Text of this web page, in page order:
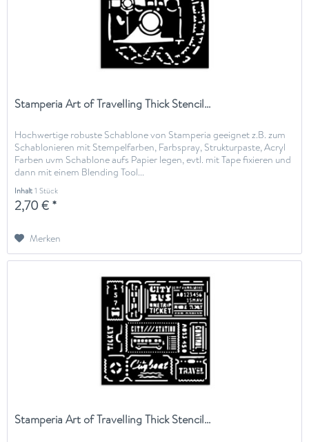
Stamperia Art of Travelling Thick Stencil...
Hochwertige robuste Schablone von Stamperia geeignet z.B. zum
Schablonieren mit Stempelfarben, Farbspray, Strukturpaste, Acryl
Farben uvm Schablone aufs Papier legen, evtl. mit Tape fixieren und
dann mit einem Blending Tool...
Inhalt1 Stück
2,70 € *
Merken
Stamperia Art of Travelling Thick Stencil...